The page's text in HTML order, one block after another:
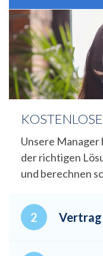
Unsere Manager
der richtigen
und berechnen
Vertrag